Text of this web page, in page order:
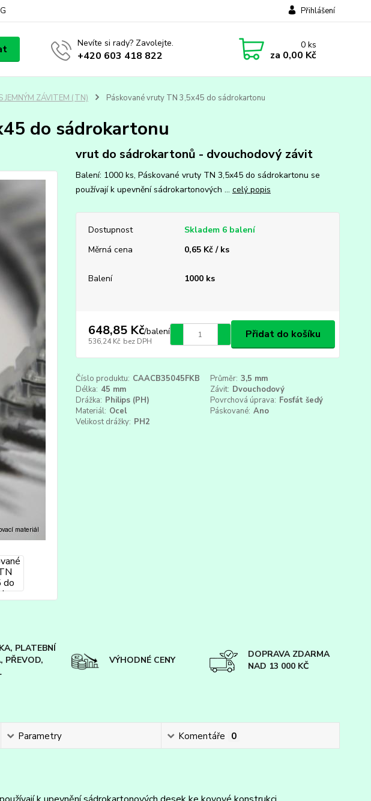
Přihlášení
Nevíte si rady? Zavolejte.
+420 603 418 822
0ks
za 0,00 Kč
JEMNÝM ZÁVITEM (TN) Páskované vruty TN 3,5x45 do sádrokartonu
do sádrokartonu
vrut do sádrokartonů - dvouchodový závit
Balení: 1000 ks, Páskované vruty TN 3,5x45 do sádrokartonu se
používají k upevnění sádrokartonových ... celý popis
Dostupnost
Skladem 6 balení
Měrná cena
0,65 Kč / ks
Balení 1000 ks
648,85 Kč/balení
536,24 Kč bez DPH
Přidat do košíku
Číslo produktu: CAACB35045FKB Průměr: 3,5 mm
Délka: 45 mm Závit: Dvouchodový
Drážka: Philips (PH) Povrchová úprava: Fosfát šedý
Materiál: Ocel Páskované: Ano
Velikost drážky: PH2
PLATEBNÍ
PŘEVOD,
VÝHODNÉ CENY
DOPRAVA ZDARMA
NAD 13 000 KČ
Parametry Komentáře 0